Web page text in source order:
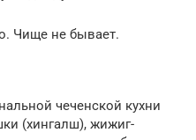
Чище не бывает.
чеченской кухни
(хингалш), жижиг-